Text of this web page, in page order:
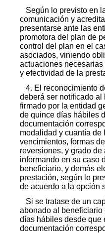
Según lo previsto en
comunicación y
presentarse ante las
promotora del plan de
control del plan en el
asociados, viniendo
actuaciones
y efectividad de la
4. El reconocimiento
deberá ser notificado
firmado por la entidad
de quince días hábiles
documentación
modalidad y cuantía de
vencimientos, formas
reversiones, y grado
informando en su caso
beneficiario, y demás
prestación, según lo
de acuerdo a la opción
Si se tratase de un
abonado al
días hábiles desde que
documentación